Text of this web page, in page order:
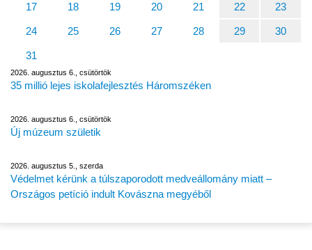
17 18 19 20 21 22 23
24 25 26 27 28 29 30
31
2026. augusztus 6., csütörtök
35 millió lejes iskolafejlesztés Háromszéken
2026. augusztus 6., csütörtök
Új múzeum születik
2026. augusztus 5., szerda
Védelmet kérünk a túlszaporodott medveállomány miatt –
Országos petíció indult Kovászna megyéből